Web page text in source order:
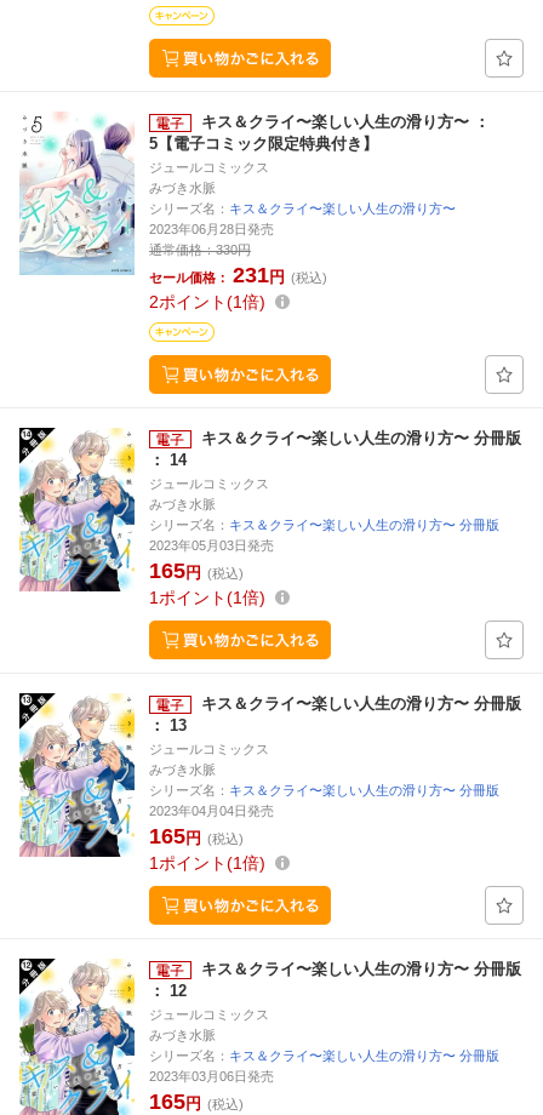
キス＆クライ〜楽しい人生の滑り方〜 ：
5【電子コミック限定特典付き】
ジュールコミックス
みづき水脈
シリーズ名： キス＆クライ〜楽しい人生の滑り方〜
2023年06月28日発売
通常価格：330円
セール価格： 231円 (税込)
2ポイント 1倍
キス＆クライ〜楽しい人生の滑り方〜 分冊版
： 14
ジュールコミックス
みづき水脈
シリーズ名： キス＆クライ〜楽しい人生の滑り方〜 分冊版
2023年05月03日発売
165円 (税込)
1 ポイント 1倍
キス＆クライ〜楽しい人生の滑り方〜 分冊版
： 13
ジュールコミックス
みづき水脈
シリーズ名： キス＆クライ〜楽しい人生の滑り方〜 分冊版
2023年04月04日発売
165円 (税込)
1 ポイント 1倍
キス＆クライ〜楽しい人生の滑り方〜 分冊版
： 12
ジュールコミックス
みづき水脈
シリーズ名： キス＆クライ〜楽しい人生の滑り方〜 分冊版
2023年03月06日発売
165円 (税込)